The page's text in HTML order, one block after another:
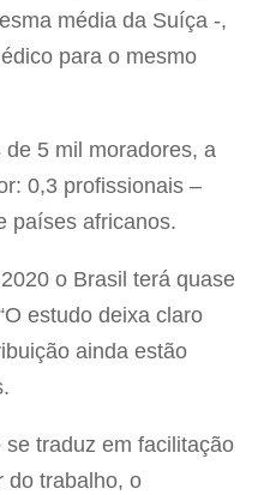
média da Suíça -,
para o mesmo
5 mil moradores, a
0,3 profissionais –
países africanos.
o Brasil terá quase
estudo deixa claro
ainda estão
traduz em facilitação
do trabalho, o